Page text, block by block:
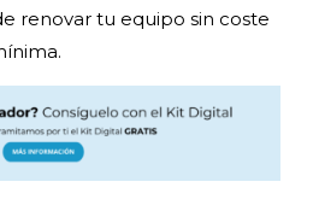
renovar tu equipo sin coste